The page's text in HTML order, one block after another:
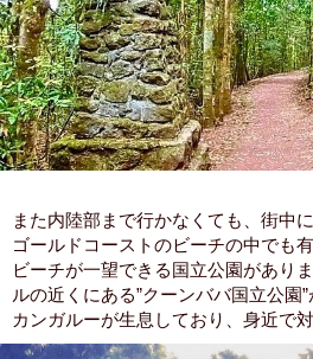
また内陸部まで行かなくても、街中
ゴールドコーストのビーチの中でも
ビーチが一望できる国立公園があり
ルの近くにある”クーンババ国立公園
カンガルーが生息しており、身近で